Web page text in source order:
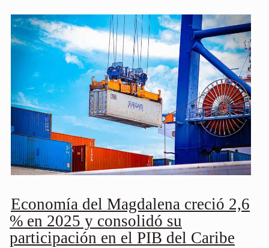
Economía del Magdalena creció 2,6
% en 2025 y consolidó su
participación en el PIB del Caribe